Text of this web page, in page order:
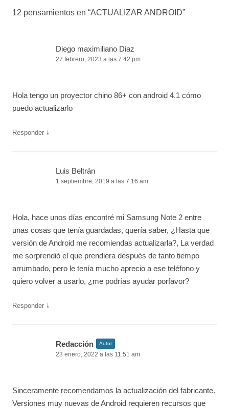
12 pensamientos en “ACTUALIZAR ANDROID”
Diego maximiliano Diaz
27 febrero, 2023 a las 7:42 pm
Hola tengo un proyector chino 86+ con android 4.1 cómo
puedo actualizarlo
Responder ↓
Luis Beltrán
1 septiembre, 2019 a las 7:16 am
Hola, hace unos días encontré mi Samsung Note 2 entre
unas cosas que tenía guardadas, quería saber, ¿Hasta que
versión de Android me recomiendas actualizarla?, La verdad
me sorprendió el que prendiera después de tanto tiempo
arrumbado, pero le tenía mucho aprecio a ese teléfono y
quiero volver a usarlo, ¿me podrías ayudar porfavor?
Responder ↓
Redacción Autor
23 enero, 2022 a las 11:51 am
Sinceramente recomendamos la actualización del fabricante.
Versiones muy nuevas de Android requieren recursos que